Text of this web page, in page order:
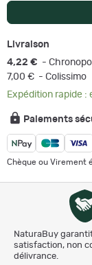
Livraison
4,22 € -
7,00 € - Colissimo
Expédition rapide :
Paiements
Chèque ou Virement
NaturaBuy
satisfaction, non
délivrance.